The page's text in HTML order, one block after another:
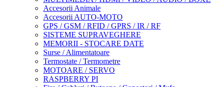
Accesorii Animale
Accesorii AUTO-MOTO
GPS / GSM / RFID / GPRS / IR / RF
SISTEME SUPRAVEGHERE
MEMORII - STOCARE DATE
Surse / Alimentatoare
Termostate / Termometre
MOTOARE / SERVO
RASPBERRY PI